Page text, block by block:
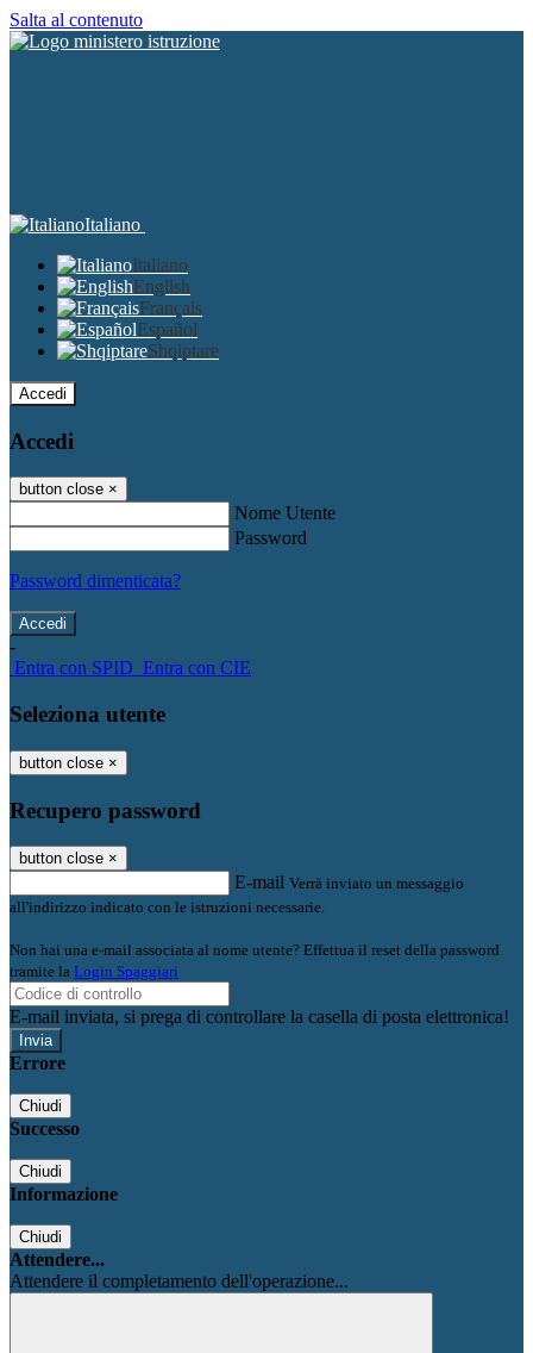
Salta al contenuto
Italiano
Italiano
English
Français
Español
Shqiptare
Accedi
Accedi
button close ×
Nome Utente
Password
Password dimenticata?
-
Entra con SPID Entra con CIE
Seleziona utente
button close ×
Recupero password
button close ×
E-mail Verrà inviato un messaggio
all'indirizzo indicato con le istruzioni necessarie.
Non hai una e-mail associata al nome utente? Effettua il reset della password
tramite la Login Spaggiari
E-mail inviata, si prega di controllare la casella di posta elettronica!
Errore
Chiudi
Successo
Chiudi
Informazione
Chiudi
Attendere...
Attendere il completamento dell'operazione...